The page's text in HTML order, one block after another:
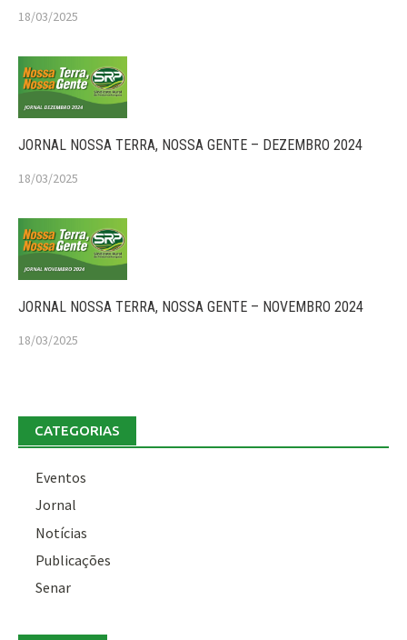
18/03/2025
JORNAL NOSSA TERRA, NOSSA GENTE – DEZEMBRO 2024
18/03/2025
JORNAL NOSSA TERRA, NOSSA GENTE – NOVEMBRO 2024
18/03/2025
CATEGORIAS
Eventos
Jornal
Notícias
Publicações
Senar